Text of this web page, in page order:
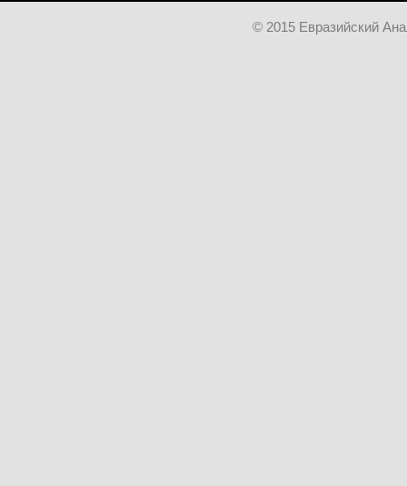
© 2015 Евразийский